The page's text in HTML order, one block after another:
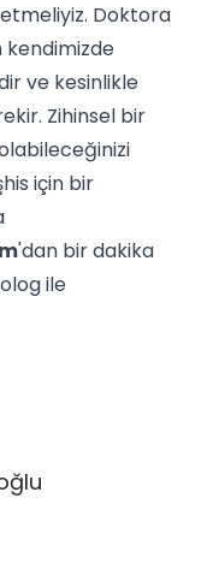
etmeliyiz. Doktora
ve kesinlikle
Zihinsel bir
için bir
'dan bir dakika
ile